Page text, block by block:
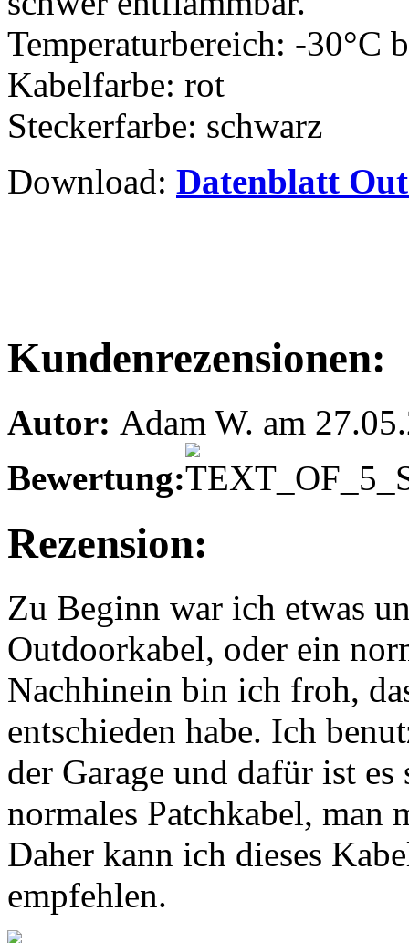
Temperaturbereich: -30°C
Kabelfarbe: rot
Steckerfarbe: schwarz
Download: Datenblatt
Kundenrezensionen:
Autor: Adam W. am
Bewertung:
Rezension:
Zu Beginn war ich etwas
Outdoorkabel, oder ein
Nachhinein bin ich froh,
entschieden habe. Ich
der Garage und dafür ist
normales Patchkabel, man
Daher kann ich dieses
empfehlen.